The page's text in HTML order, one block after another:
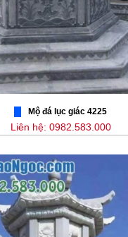
Mộ đá lục giác 4225
Liên hệ: 0982.583.000